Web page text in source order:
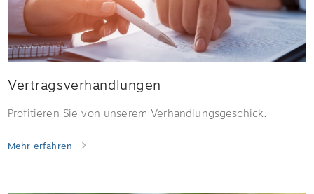
Vertragsverhandlungen
Profitieren Sie von unserem Verhandlungsgeschick.
Mehr erfahren